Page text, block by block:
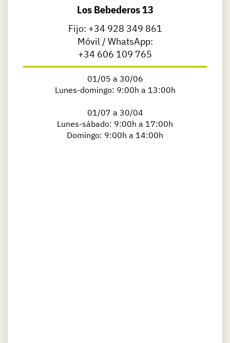
Los Bebederos 13
Fijo: +34 928 349 861
Móvil / WhatsApp:
+34 606 109 765
01/05 a 30/06
Lunes-domingo: 9:00h a 13:00h
01/07 a 30/04
Lunes-sábado: 9:00h a 17:00h
Domingo: 9:00h a 14:00h